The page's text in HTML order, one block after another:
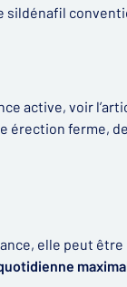
sildénafil
active, voir
érection ferme,
elle peut